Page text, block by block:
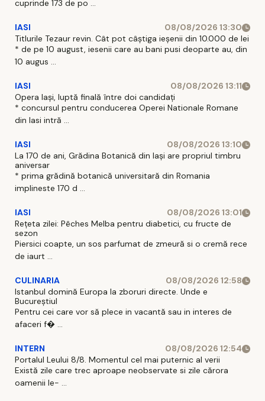
cuprinde 173 de po ...
IASI
08/08/2026 13:30
Titlurile Tezaur revin. Cât pot câștiga ieșenii din 10.000 de lei
* de pe 10 august, iesenii care au bani pusi deoparte au, din
10 augus ...
IASI
08/08/2026 13:11
Opera Iași, luptă finală între doi candidați
* concursul pentru conducerea Operei Nationale Romane
din Iasi intră ...
IASI
08/08/2026 13:10
La 170 de ani, Grădina Botanică din Iași are propriul timbru
aniversar
* prima grădină botanică universitară din Romania
implineste 170 d ...
IASI
08/08/2026 13:01
Rețeta zilei: Pêches Melba pentru diabetici, cu fructe de
sezon
Piersici coapte, un sos parfumat de zmeură si o cremă rece
de iaurt ...
CULINARIA
08/08/2026 12:58
Istanbul domină Europa la zboruri directe. Unde e
Bucureștiul
Pentru cei care vor să plece in vacantă sau in interes de
afaceri f� ...
INTERN
08/08/2026 12:54
Portalul Leului 8/8. Momentul cel mai puternic al verii
Există zile care trec aproape neobservate si zile cărora
oamenii le- ...